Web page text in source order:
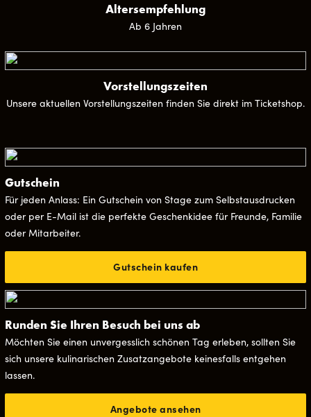
Altersempfehlung
Ab 6 Jahren
Vorstellungszeiten
Unsere aktuellen Vorstellungszeiten finden Sie direkt im Ticketshop.
Gutschein
Für jeden Anlass: Ein Gutschein von Stage zum Selbstausdrucken
oder per E-Mail ist die perfekte Geschenkidee für Freunde, Familie
oder Mitarbeiter.
Gutschein kaufen
Runden Sie Ihren Besuch bei uns ab
Möchten Sie einen unvergesslich schönen Tag erleben, sollten Sie
sich unsere kulinarischen Zusatzangebote keinesfalls entgehen
lassen.
Angebote ansehen